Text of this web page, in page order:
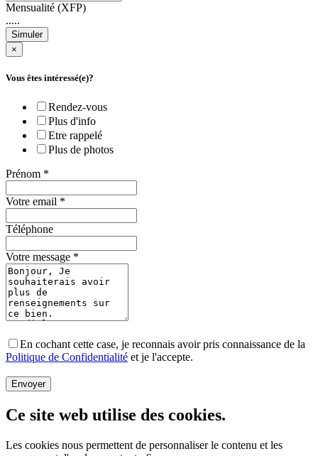
Mensualité (XFP)
.....
Simuler
×
Vous êtes intéressé(e)?
Rendez-vous
Plus d'info
Etre rappelé
Plus de photos
Prénom *
Votre email *
Téléphone
Votre message *
En cochant cette case, je reconnais avoir pris connaissance de la
Politique de Confidentialité et je l'accepte.
Envoyer
Ce site web utilise des cookies.
Les cookies nous permettent de personnaliser le contenu et les